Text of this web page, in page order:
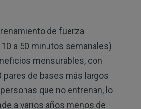
de fuerza
a 50 minutos semanales)
mensurables, con
pares de bases más largos
que no entrenan, lo
a varios años menos de